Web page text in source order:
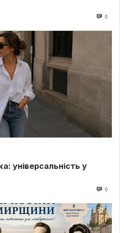
0
універсальність у
0